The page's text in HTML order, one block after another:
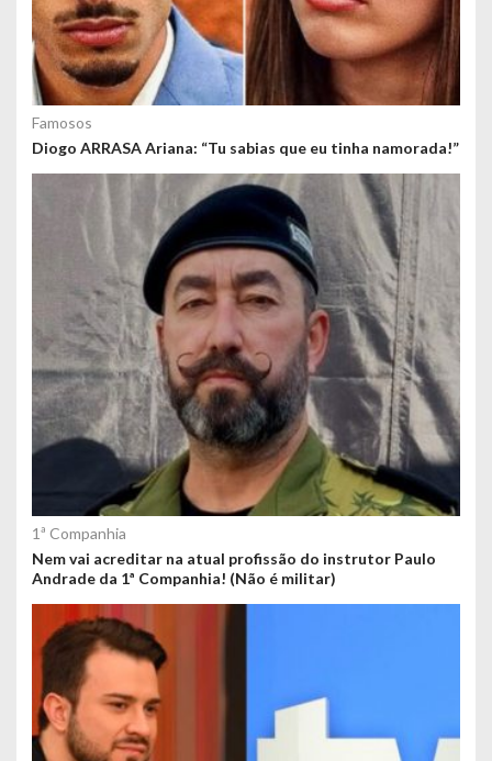
Famosos
Diogo ARRASA Ariana: “Tu sabias que eu tinha namorada!”
1ª Companhia
Nem vai acreditar na atual profissão do instrutor Paulo
Andrade da 1ª Companhia! (Não é militar)